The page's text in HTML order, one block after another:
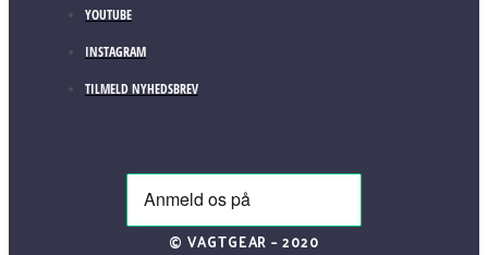
YOUTUBE
INSTAGRAM
TILMELD NYHEDSBREV
© VAGTGEAR – 2020